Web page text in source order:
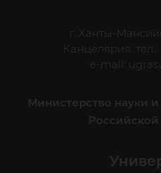
г. Ханты-
Канцелярия:
e-mail:
Министерство науки